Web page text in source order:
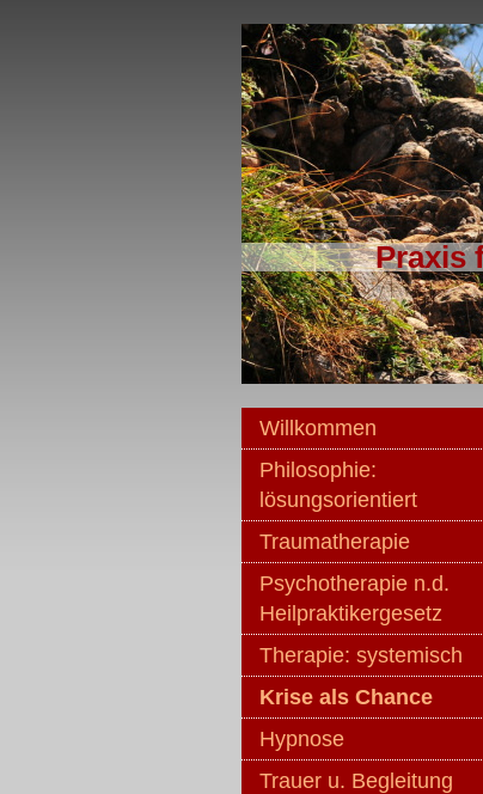
Praxis für
n. d.
Willkommen
Philosophie:
lösungsorientiert
Traumatherapie
Psychotherapie n.d.
Heilpraktikergesetz
Therapie: systemisch
Krise als Chance
Hypnose
Trauer u. Begleitung